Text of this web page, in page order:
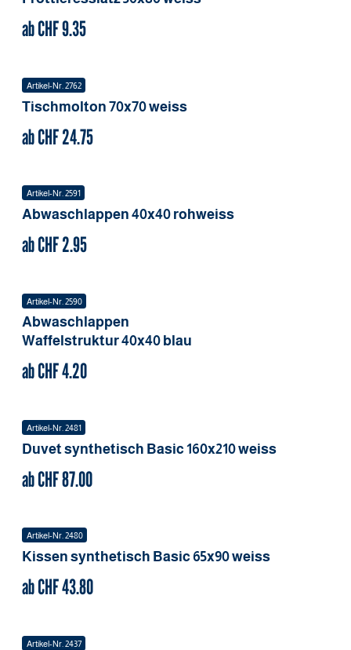
ab CHF9.35
Artikel-Nr. 2762
Tischmolton 70x70weiss
ab CHF24.75
Artikel-Nr. 2591
Abwaschlappen 40x40 rohweiss
ab CHF2.95
Artikel-Nr. 2590
Abwaschlappen
Waffelstruktur40x40 blau
ab CHF4.20
Artikel-Nr. 2481
Duvet synthetisch Basic 160x210weiss
ab CHF87.00
Artikel-Nr. 2480
Kissen synthetisch Basic 65x90weiss
ab CHF43.80
Artikel-Nr. 2437